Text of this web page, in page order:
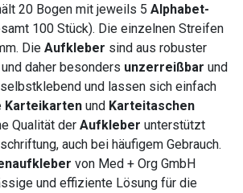
20 Bogen mit jeweils 5Alphabet-
100 Stück). Die einzelnen Streifen
DieAufkleber sind aus robuster
daher besonders unzerreißbar und
und lassen sich einfach
Karteikarten und Karteitaschen
Qualität derAufkleber unterstützt
auch bei häufigem Gebrauch.
von Med + Org GmbH
und effiziente Lösung für die